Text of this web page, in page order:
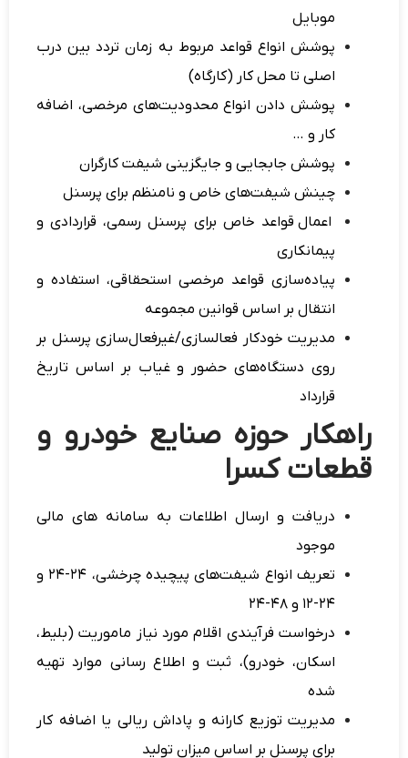
موبایل
پوشش انواع قواعد مربوط به زمان تردد بین درب
اصلی تا محل کار (كارگاه)
پوشش دادن انواع محدودیت‌های مرخصی، اضافه
کار و …
پوشش جابجایی و جایگزینی شیفت کارگران
چینش شیفت‌های خاص و نامنظم برای پرسنل
اعمال قواعد خاص برای پرسنل رسمی، قراردادی و
پیمانکاری
پیاده‌سازی قواعد مرخصی استحقاقی، استفاده و
انتقال بر اساس قوانین مجموعه
مدیریت خودكار فعالسازی‌/غیرفعال‌سازی پرسنل بر
روی دستگاه‌های حضور و غیاب بر اساس تاریخ
قرارداد
راهکار حوزه صنایع خودرو و
قطعات کسرا
دریافت و ارسال اطلاعات به سامانه های مالی
موجود
تعریف انواع شیفت‌های پیچیده چرخشی، 24-24 و
24-12 و 48-24
درخواست فرآیندی اقلام مورد نیاز ماموریت(بلیط،
اسكان، خودرو)، ثبت و اطلاع رسانی موارد تهیه
شده
مدیریت توزیع كارانه و پاداش ریالی یا اضافه کار
برای پرسنل بر اساس میزان تولید